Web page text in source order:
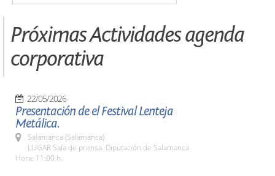
Próximas Actividades agenda
corporativa
22/05/2026
Presentación de el Festival Lenteja
Metálica.
Salamanca (Salamanca)
LUGAR Sala de prensa. Diputación de Salamanca
Hora: 11:00 h.